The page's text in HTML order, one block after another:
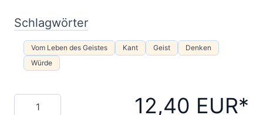
Schlagwörter
Vom Leben des Geistes Kant Geist
Denken
Würde
Menge 12,40 EUR